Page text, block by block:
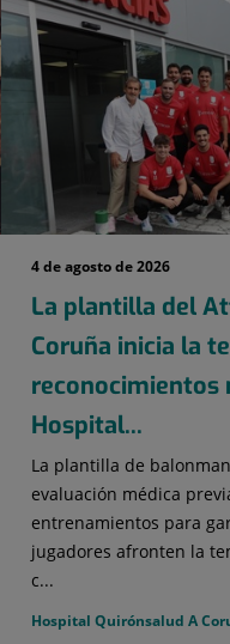
4 de agosto de 2026
La plantilla del
Coruña inicia la
reconocimientos
Hospital...
La plantilla de
evaluación médica
entrenamientos para
jugadores afronten la
c...
Hospital Quirónsalud A